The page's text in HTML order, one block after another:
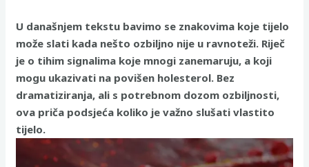
U današnjem tekstu bavimo se znakovima koje tijelo
može slati kada nešto ozbiljno nije u ravnoteži. Riječ
je o tihim signalima koje mnogi zanemaruju, a koji
mogu ukazivati na povišen holesterol. Bez
dramatiziranja, ali s potrebnom dozom ozbiljnosti,
ova priča podsjeća koliko je važno slušati vlastito
tijelo.